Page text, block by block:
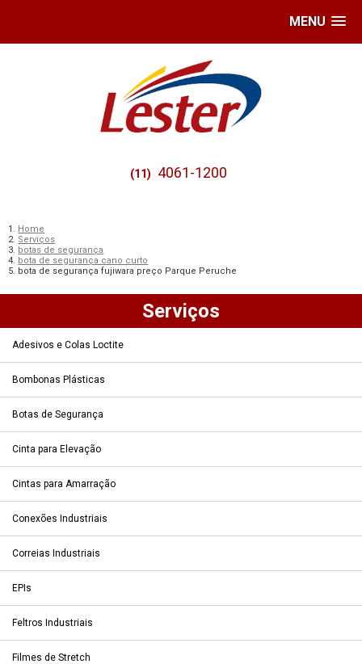
MENU
(11) 4061-1200
Home
Serviços
botas de segurança
bota de segurança cano curto
bota de segurança fujiwara preço Parque Peruche
Serviços
Adesivos e Colas Loctite
Bombonas Plásticas
Botas de Segurança
Cinta para Elevação
Cintas para Amarração
Conexões Industriais
Correias Industriais
EPIs
Feltros Industriais
Filmes de Stretch